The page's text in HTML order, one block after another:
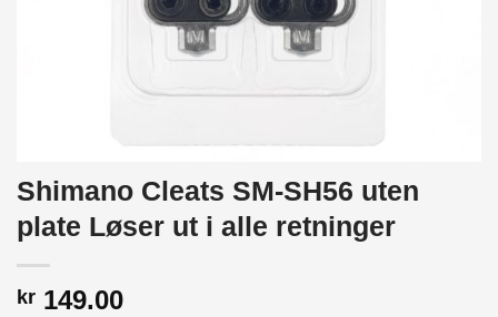
Shimano Cleats SM-SH56 uten
plate Løser ut i alle retninger
kr 149.00